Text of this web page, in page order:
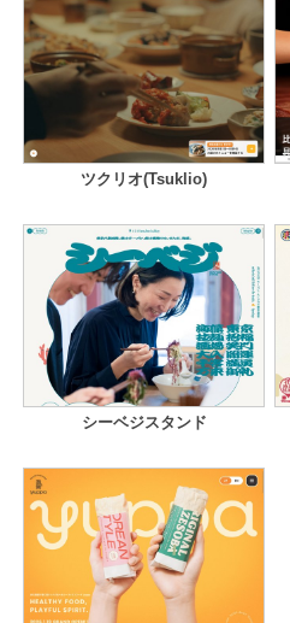
ツクリオ(Tsuklio)
シーベジスタンド